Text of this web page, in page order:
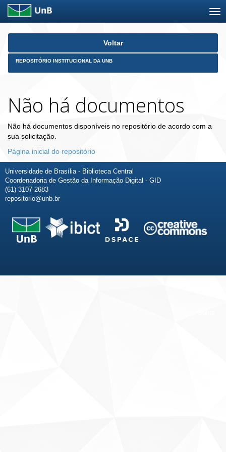
Skip
Voltar
REPOSITÓRIO INSTITUCIONAL DA UNB
Não há documentos
Não há documentos disponíveis no repositório de acordo com a
sua solicitação.
Página inicial do repositório
Universidade de Brasília - Biblioteca Central
Coordenadoria de Gestão da Informação Digital - GID
(61) 3107-2683
repositorio@unb.br